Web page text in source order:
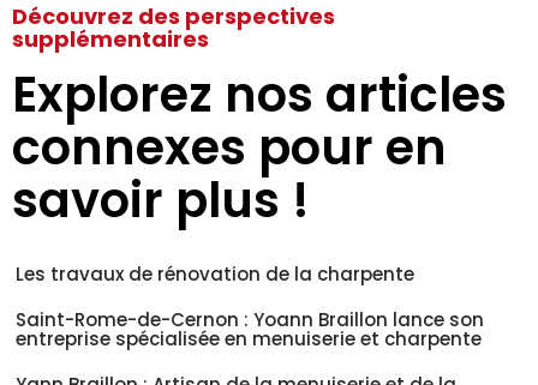
Découvrez des perspectives
supplémentaires
Explorez nos articles
connexes pour en
savoir plus !
Les travaux de rénovation de la charpente
Saint-Rome-de-Cernon : Yoann Braillon lance son
entreprise spécialisée en menuiserie et charpente